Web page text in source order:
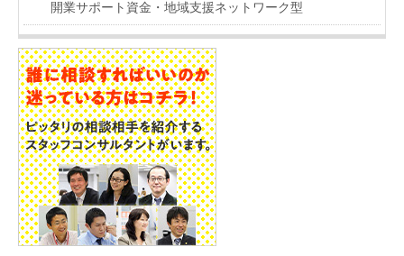
開業サポート資金・地域支援ネットワーク型